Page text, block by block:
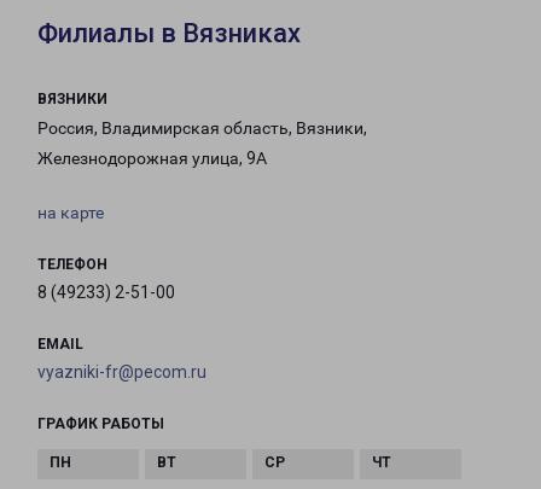
Филиалы в Вязниках
ВЯЗНИКИ
Россия, Владимирская область, Вязники,
Железнодорожная улица, 9А
на карте
ТЕЛЕФОН
8 (49233) 2-51-00
EMAIL
vyazniki-fr@pecom.ru
ГРАФИК РАБОТЫ